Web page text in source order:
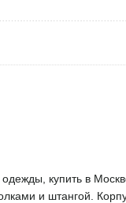
купить в
и штангой.